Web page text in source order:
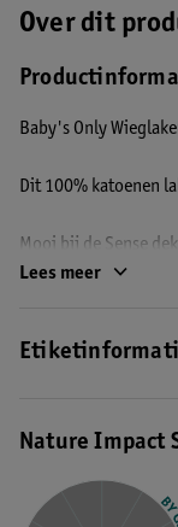
Over dit
Baby's Only
Dit 100% katoenen
Mooi bij de Sense
Lees meer
Nature Impact